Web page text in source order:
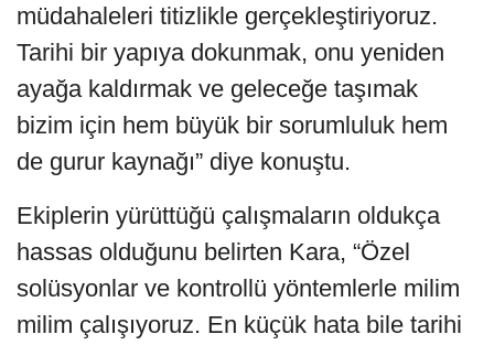
müdahaleleri titizlikle gerçekleştiriyoruz.
Tarihi bir yapıya dokunmak, onu yeniden
ayağa kaldırmak ve geleceğe taşımak
bizim için hem büyük bir sorumluluk hem
de gurur kaynağı” diye konuştu.
Ekiplerin yürüttüğü çalışmaların oldukça
hassas olduğunu belirten Kara, “Özel
solüsyonlar ve kontrollü yöntemlerle milim
milim çalışıyoruz. En küçük hata bile tarihi